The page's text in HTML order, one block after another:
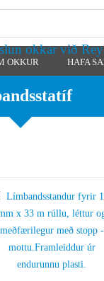
okkar við
OKKUR HAFA